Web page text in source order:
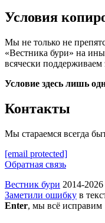
Условия
Мы не только не
«Вестника бури» на
всячески поддерживаем
Условие здесь лишь
Контакты
Мы стараемся всегда
[email protected]
Обратная связь
Вестник бури 2014-2026
Заметили ошибку в
Enter, мы всё исправим